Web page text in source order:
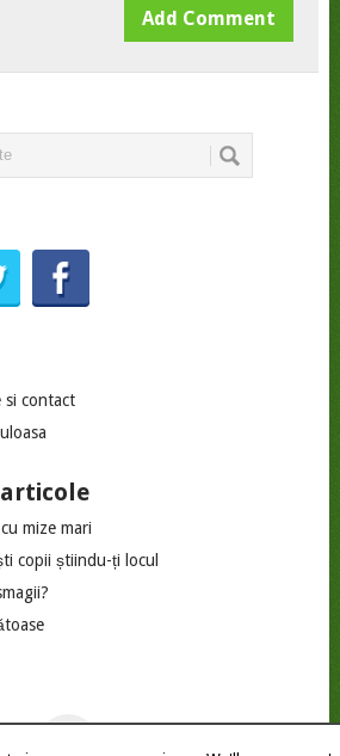
si contact
mize mari
copii știindu-ți locul